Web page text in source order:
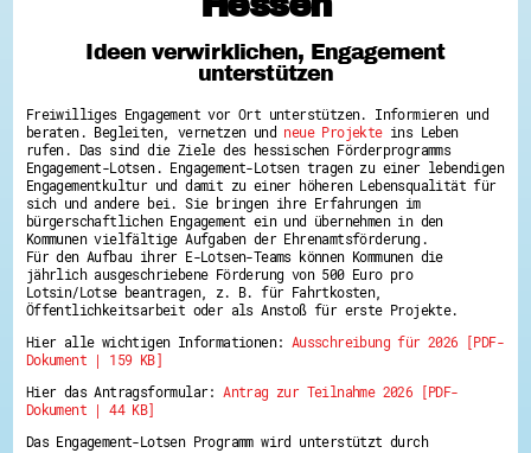
Hessen hilft Ukraine
Zeig uns dein Ehrenamt
Wettbewerb | Trikotwettbewerb
Wettbewerb | 80 Jahre Hessen - Engagement
mit Herz
8 Vereine x 80 Jahre x 1.000 €
Ausgezeichnete Projekte
Menschen des Respekts
SHARE IT: Teile deine Infos!
Gestalte dein Ehrenamt
Ehrenamts-Card Hessen
Engagement-Lotsen
Crowdfunding - Viele schaffen mehr
Ehrentag
Hessen engagiert - Digitale Themenabende
Kompetenznachweis Hessen
Service-Learning
Ideen verwirklichen, Engagement
unterstützen
Freiwilliges Engagement vor Ort unterstützen. Informieren und
beraten. Begleiten, vernetzen und neue Projekteins Leben
rufen. Das sind die Ziele des hessischen Förderprogramms
Engagement-Lotsen. Engagement-Lotsen tragen zu einer lebendigen
Engagementkultur und damit zu einer höheren Lebensqualität für
sich und andere bei. Sie bringen ihre Erfahrungen im
bürgerschaftlichen Engagement ein und übernehmen in den
Kommunen vielfältige Aufgaben der Ehrenamtsförderung.
Für den Aufbau ihrer E-Lotsen-Teams können Kommunen die
jährlich ausgeschriebene Förderung von 500 Euro pro
Lotsin/Lotse beantragen, z. B. für Fahrtkosten,
Öffentlichkeitsarbeit oder als Anstoß für erste Projekte.
Hier alle wichtigen Informationen: Ausschreibung für 2026 [PDF-
Dokument | 159 KB]
Hier das Antragsformular:Antrag zur Teilnahme 2026 [PDF-
Dokument | 44 KB]
Das Engagement-Lotsen Programm wird unterstützt durch